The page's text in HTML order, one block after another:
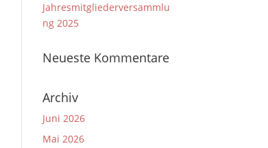
Jahresmitgliederversammlu
ng 2025
Neueste Kommentare
Archiv
Juni 2026
Mai 2026